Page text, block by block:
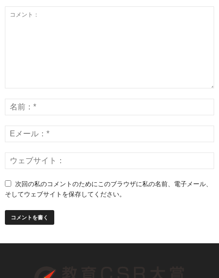
次回の私のコメントのためにこのブラウザに私の名前、電子メール、
そしてウェブサイトを保存してください。